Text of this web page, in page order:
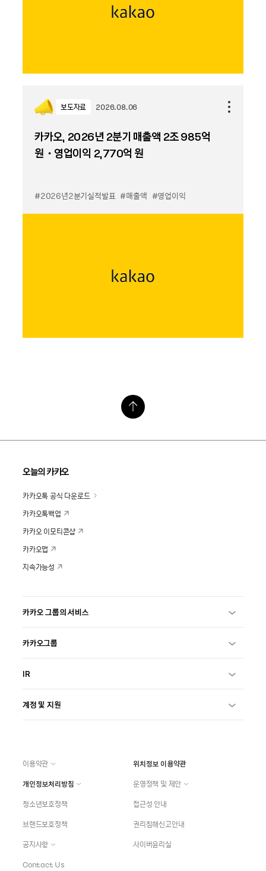
보도자료 2026.08.06
카카오, 2026년 2분기 매출액 2조 985억
원・영업이익 2,770억 원
#2026년2분기실적발표 #매출액 #영업이익
오늘의 카카오
카카오톡 공식 다운로드
카카오톡백업
카카오 이모티콘샵
카카오맵
지속가능성
카카오 그룹의 서비스
카카오그룹
IR
계정 및 지원
이용약관
위치정보 이용약관
개인정보처리방침
운영정책 및 제안
청소년보호정책
접근성 안내
브랜드보호정책
권리침해신고안내
공지사항
사이버윤리실
Contact Us